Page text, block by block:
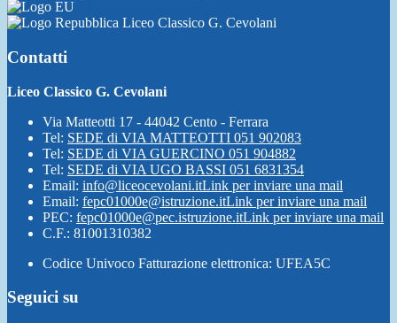
Liceo Classico G. Cevolani
Contatti
Liceo Classico G. Cevolani
Via Matteotti 17 - 44042 Cento - Ferrara
Tel: SEDE di VIA MATTEOTTI 051 902083
Tel: SEDE di VIA GUERCINO 051 904882
Tel: SEDE di VIA UGO BASSI 051 6831354
Email: info@liceocevolani.itLink per inviare una mail
Email: fepc01000e@istruzione.itLink per inviare una mail
PEC: fepc01000e@pec.istruzione.itLink per inviare una mail
C.F.: 81001310382
Codice Univoco Fatturazione elettronica: UFEA5C
Seguici su